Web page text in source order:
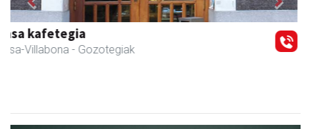
Amane
Amasa-Villabona - Arropa-dendak
Previous Next